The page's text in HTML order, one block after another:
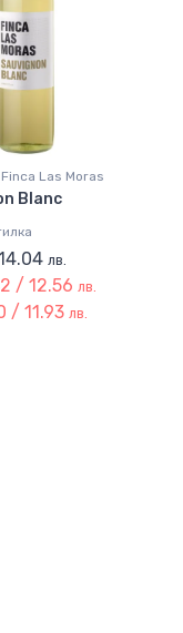
Las Moras
Blanc
лв.
/ 12.56 лв.
/ 11.93 лв.